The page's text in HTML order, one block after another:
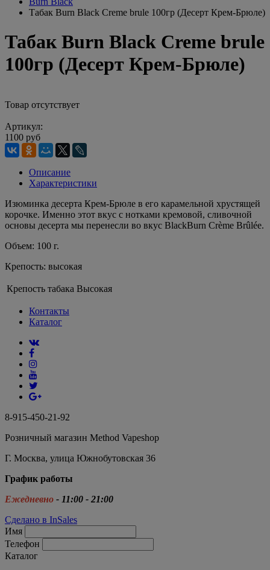
Табак Burn Black Creme brule 100гр (Десерт Крем-Брюле)
Табак Burn Black Creme brule
100гр (Десерт Крем-Брюле)
Товар отсутствует
Артикул:
1100 руб
Описание
Характеристики
Изюминка десерта Крем-Брюле в его карамельной хрустящей
корочке. Именно этот вкус с нотками кремовой, сливочной
основы десерта мы перенесли во вкус BlackBurn Crème Brûlée.
Объем: 100 г.
Крепость: высокая
Крепость табака Высокая
Контакты
Каталог
8-915-450-21-92
Розничный магазин Method Vapeshop
Г. Москва, улица Южнобутовская 36
График работы
Ежедневно - 11:00 - 21:00
Сделано в InSales
Имя
Телефон
Каталог